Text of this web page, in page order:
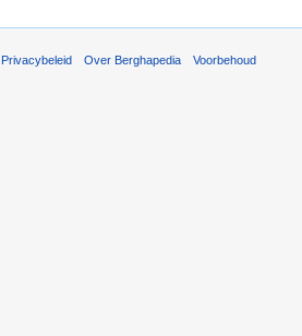
Privacybeleid Over Berghapedia Voorbehoud